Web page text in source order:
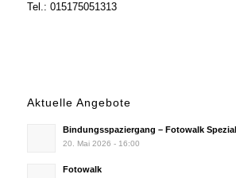
Tel.: 015175051313
Aktuelle Angebote
Bindungsspaziergang – Fotowalk Spezial
20. Mai 2026 - 16:00
Fotowalk